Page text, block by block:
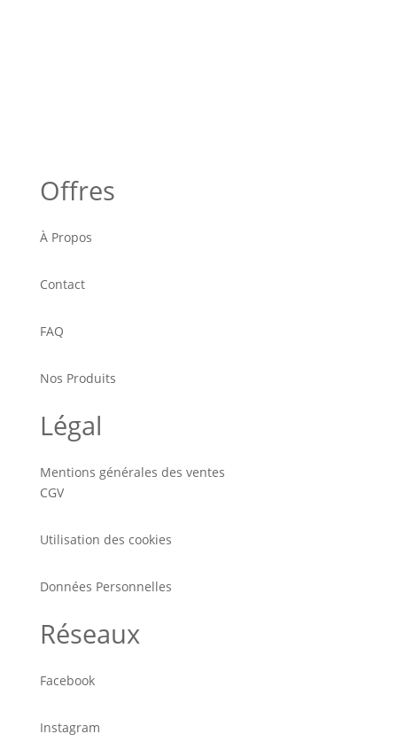
Offres
À Propos
Contact
FAQ
Nos Produits
Légal
Mentions générales des ventes
CGV
Utilisation des cookies
Données Personnelles
Réseaux
Facebook
Instagram